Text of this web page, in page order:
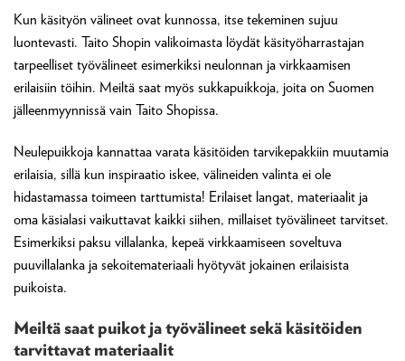
Kun käsityön välineet ovat kunnossa, itse tekeminen sujuu
luontevasti. Taito Shopin valikoimasta löydät käsityöharrastajan
tarpeelliset työvälineet esimerkiksi neulonnan ja virkkaamisen
erilaisiin töihin. Meiltä saat myös sukkapuikkoja, joita on Suomen
jälleenmyynnissä vain Taito Shopissa.
Neulepuikkoja kannattaa varata käsitöiden tarvikepakkiin muutamia
erilaisia, sillä kun inspiraatio iskee, välineiden valinta ei ole
hidastamassa toimeen tarttumista! Erilaiset langat, materiaalit ja
oma käsialasi vaikuttavat kaikki siihen, millaiset työvälineet tarvitset.
Esimerkiksi paksu villalanka, kepeä virkkaamiseen soveltuva
puuvillalanka ja sekoitemateriaali hyötyvät jokainen erilaisista
puikoista.
Meiltä saat puikot ja työvälineet sekä käsitöiden
tarvittavat materiaalit